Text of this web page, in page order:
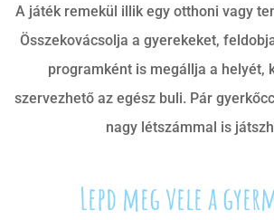
A játék remekül illik egy otthoni vagy
Összekovácsolja a gyerekeket,
programként is megállja a helyét,
szervezhető az egész buli. Pár
nagy létszámmal is
Lepd meg vele a